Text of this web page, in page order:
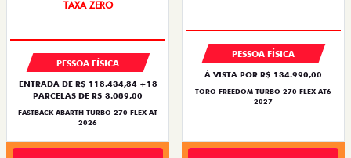
SAIA DE FIAT 0KM
PESSOA FÍSICA
ENTRADA DE R$ 118.434,84 +18
PARCELAS DE R$ 3.089,00
FASTBACK ABARTH TURBO 270 FLEX AT
2026
PESSOA FÍSICA
À VISTA POR R$ 134.990,00
TORO FREEDOM TURBO 270 FLEX AT6
2027